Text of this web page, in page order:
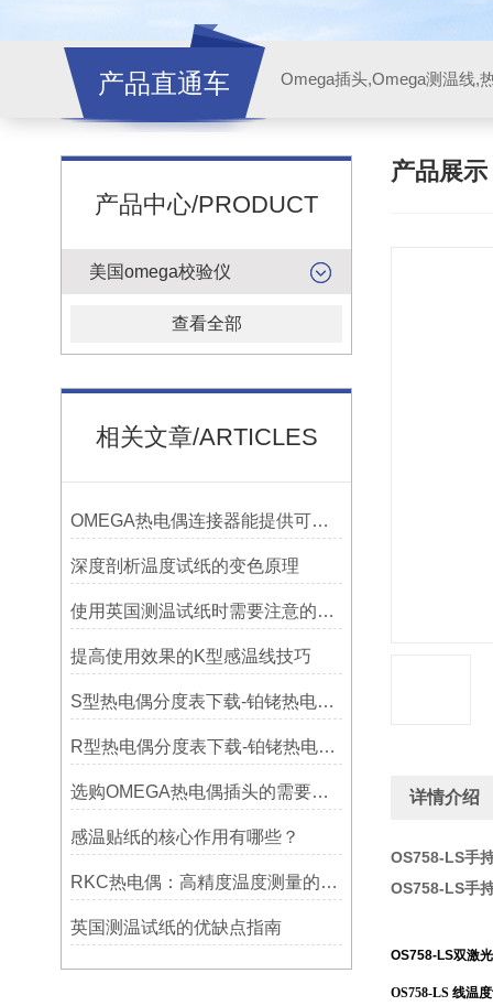
产品直通车
产品中心/PRODUCT
美国omega校验仪
查看全部
相关文章/ARTICLES
OMEGA热电偶连接器能提供可靠的信号传输
深度剖析温度试纸的变色原理
使用英国测温试纸时需要注意的事项
提高使用效果的K型感温线技巧
S型热电偶分度表下载-铂铑热电偶分度表
R型热电偶分度表下载-铂铑热电偶分度表下载
选购OMEGA热电偶插头的需要考虑哪些问题？
感温贴纸的核心作用有哪些？
RKC热电偶：高精度温度测量的理想选择
英国测温试纸的优缺点指南
产品展示
详情介绍
OS758-LS手
OS758-LS手
OS758-LS双激
OS758-LS 线温